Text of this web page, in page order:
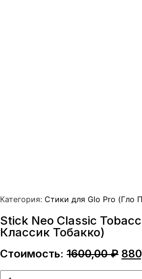
Категория: Стики для Glo Pro (Гло
Stick Neo Classic
Классик Тобакко)
Стоимость: 1600,00₽
Количество